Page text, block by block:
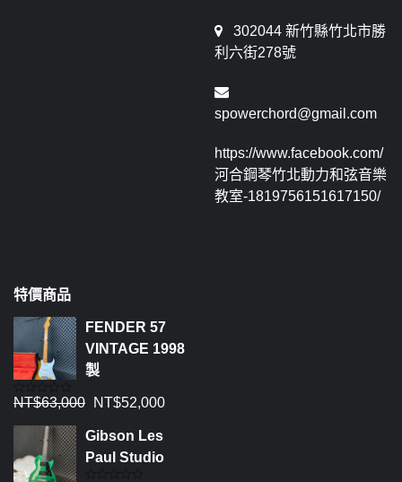
302044 新竹縣竹北市勝
利六街278號
spowerchord@gmail.com
https://www.facebook.com/
河合鋼琴竹北動力和弦音樂
教室-1819756151617150/
特價商品
FENDER 57
VINTAGE 1998
製
評
0
5
NT$63,000 NT$52,000
Gibson Les
Paul Studio